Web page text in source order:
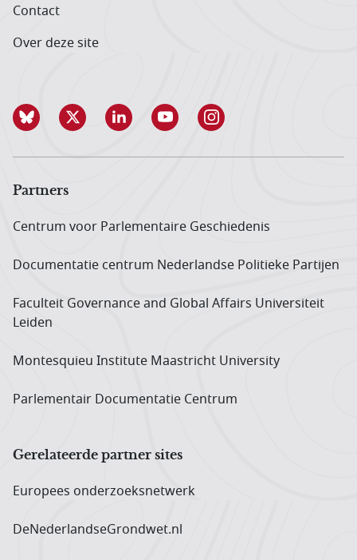
Contact
Over deze site
Partners
Centrum voor Parlementaire Geschiedenis
Documentatie centrum Neder­landse Politieke Partijen
Faculteit Governance and Global Affairs Universiteit
Leiden
Montesquieu Institute Maastricht University
Parlementair Documentatie Centrum
Gerelateerde partner sites
Europees onderzoeks­netwerk
DeNederlandseGrondwet.nl